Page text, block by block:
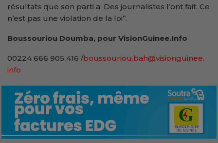
résultats que son parti a. Des journalistes l’ont fait. Ce
n’est pas une violation de la loi’’.
Boussouriou Doumba, pour VisionGuinee.Info
00224 666 905 416 /boussouriou.bah@visionguinee.
info